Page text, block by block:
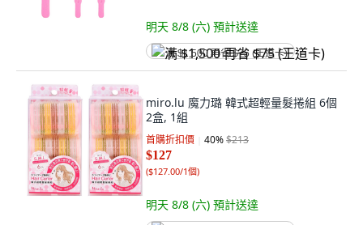
明天 8/8 (六) 預計送達
满 $1,500 再省 $75 (王道卡)
miro.lu 魔力璐 韓式超輕量髮捲組 6個
2盒, 1組
首購折扣價 40%$213
$127
($127.00/1個)
明天 8/8 (六) 預計送達